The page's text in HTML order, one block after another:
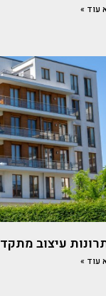
עוד »
עיצוב
עוד »